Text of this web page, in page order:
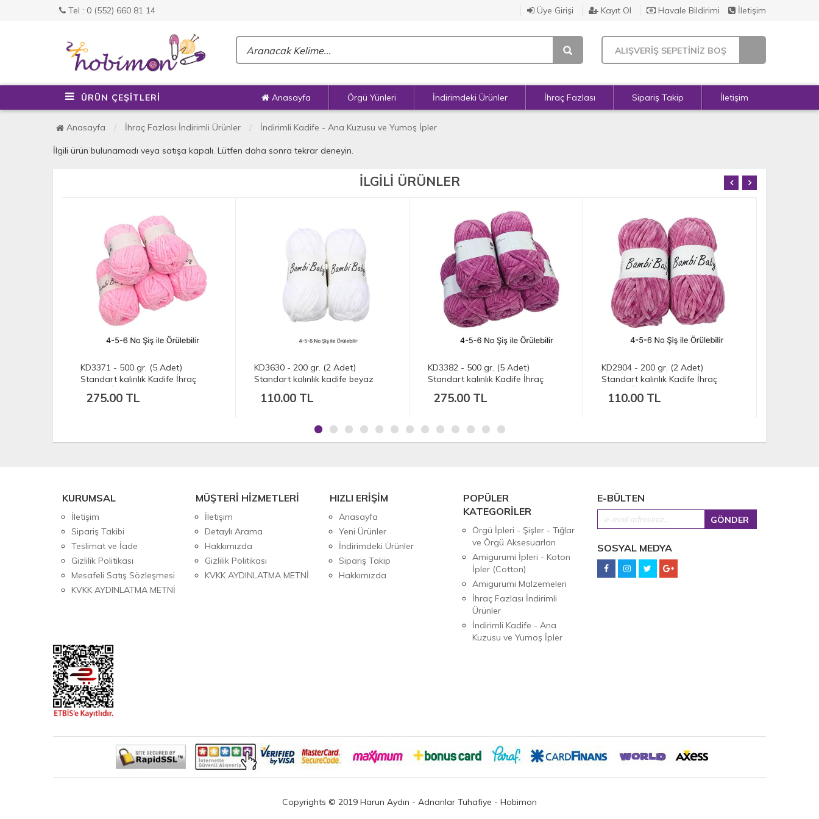
Tel : 0 (552) 660 81 14 Üye Girişi Kayıt Ol Havale Bildirimi İletişim
ALIŞVERİŞ SEPETİNİZ BOŞ
ÜRÜN ÇEŞİTLERİ Anasayfa Örgü Yünleri İndirimdeki Ürünler İhraç Fazlası Sipariş Takip İletişim
Anasayfa İhraç Fazlası İndirimli Ürünler İndirimli Kadife - Ana Kuzusu ve Yumoş İpler
İlgili ürün bulunamadı veya satışa kapalı. Lütfen daha sonra tekrar deneyin.
İLGİLİ ÜRÜNLER
KD3371 - 500 gr. (5 Adet)
Standart kalınlık Kadife İhraç
275.00 TL
KD3630 - 200 gr. (2 Adet)
Standart kalınlık kadife beyaz
110.00 TL
KD3382 - 500 gr. (5 Adet)
Standart kalınlık Kadife İhraç
275.00 TL
KD2904 - 200 gr. (2 Adet)
Standart kalınlık Kadife İhraç
110.00 TL
KURUMSAL
İletişim
Sipariş Takibi
Teslimat ve İade
Gizlilik Politikası
Mesafeli Satış Sözleşmesi
KVKK AYDINLATMA METNİ
MÜŞTERİ HİZMETLERİ
İletişim
Detaylı Arama
Hakkımızda
Gizlilik Politikası
KVKK AYDINLATMA METNİ
HIZLI ERİŞİM
Anasayfa
Yeni Ürünler
İndirimdeki Ürünler
Sipariş Takip
Hakkımızda
POPÜLER
KATEGORİLER
Örgü İpleri - Şişler - Tığlar
ve Örgü Aksesuarları
Amigurumi İpleri - Koton
İpler (Cotton)
Amigurumi Malzemeleri
İhraç Fazlası İndirimli
Ürünler
İndirimli Kadife - Ana
Kuzusu ve Yumoş İpler
E-BÜLTEN
SOSYAL MEDYA
Copyrights © 2019 Harun Aydın - Adnanlar Tuhafiye - Hobimon